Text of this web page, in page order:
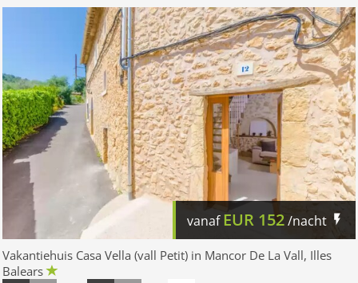
vanaf EUR 152/nacht
Vakantiehuis Casa Vella (vall Petit) in Mancor De La Vall, Illes
Balears